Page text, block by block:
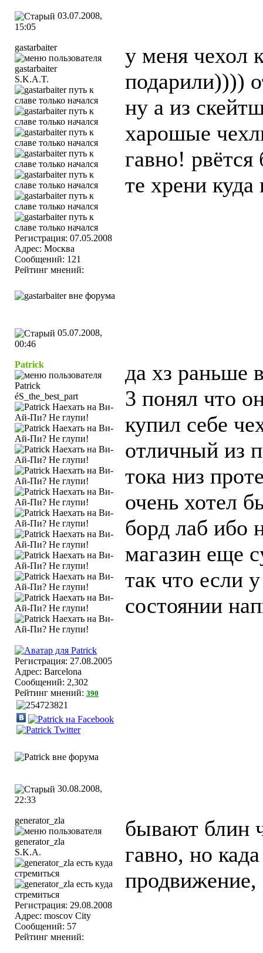
03.07.2008,
15:05
gastarbaiter
S.K.A.T.
Регистрация: 07.05.2008
Адрес: Москва
Сообщений: 121
Рейтинг мнений:
у меня чехол
подарили))))
ну а из
харошые
гавно!
те хрени куда
05.07.2008,
00:46
Patrick
éS_the_best_part
Регистрация: 27.08.2005
Адрес: Barcelona
Сообщений: 2,302
Рейтинг мнений: 390
да хз раньше
3 понял что
купил себе
отличный из
тока низ
очень хотел
борд лаб ибо
магазин еще
так что если
состоянии
30.08.2008,
22:33
generator_zla
S.K.A.
Регистрация: 29.08.2008
Адрес: moscov City
Сообщений: 57
Рейтинг мнений:
бывают блин
гавно, но
продвижение,